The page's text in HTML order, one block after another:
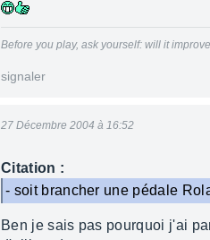
Before you play, ask yourself: will it
signaler
27 Décembre 2004 à 16:52
Citation :
- soit brancher une pédale
Ben je sais pas pourquoi j'ai